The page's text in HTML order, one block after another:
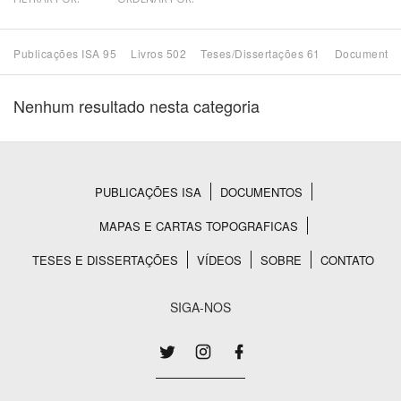
Publicações ISA 95 Livros 502 Teses/Dissertações 61
Nenhum resultado nesta categoria
Rodapé
PUBLICAÇÕES ISA
DOCUMENTOS
MAPAS E CARTAS TOPOGRAFICAS
TESES E DISSERTAÇÕES
VÍDEOS SOBRE CONTATO
SIGA-NOS